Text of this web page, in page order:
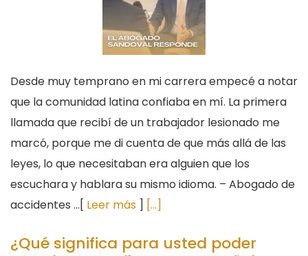
Desde muy temprano en mi carrera empecé a notar
que la comunidad latina confiaba en mí. La primera
llamada que recibí de un trabajador lesionado me
marcó, porque me di cuenta de que más allá de las
leyes, lo que necesitaban era alguien que los
escuchara y hablara su mismo idioma. – Abogado de
accidentes ...[ Leer más ] [...]
¿Qué significa para usted poder